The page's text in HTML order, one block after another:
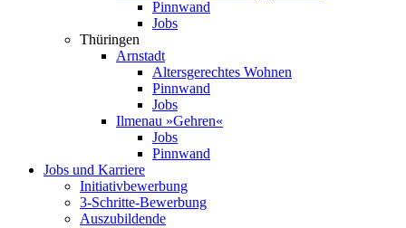
Pinnwand
Jobs
Thüringen
Arnstadt
Altersgerechtes Wohnen
Pinnwand
Jobs
Ilmenau »Gehren«
Jobs
Pinnwand
Jobs und Karriere
Initiativ­bewerbung
3-Schritte-Bewerbung
Auszubildende